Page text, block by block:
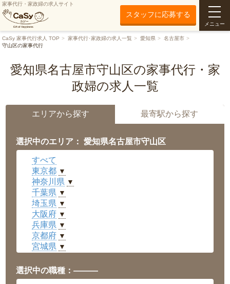
家事代行・家政婦の求人サイト
スタッフに応募する
メニュー
CaSy 家事代行求人 TOP 家事代行･家政婦の求人一覧 愛知県
名古屋市
守山区の家事代行
愛知県名古屋市守山区の家事代行・家
政婦の求人一覧
エリアから探す 最寄駅から探す
選択中のエリア： 愛知県名古屋市守山区
すべて
東京都 ▼
神奈川県 ▼
千葉県 ▼
埼玉県 ▼
大阪府 ▼
兵庫県 ▼
京都府 ▼
宮城県 ▼
福井県 ▼
岡山県 ▼
選択中の職種：———